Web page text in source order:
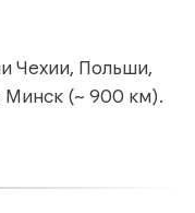
Чехии, Польши,
Минск (~ 900 км).